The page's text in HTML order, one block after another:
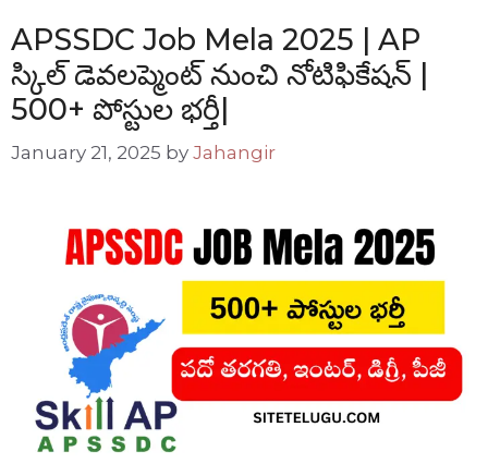
APSSDC Job Mela 2025 | AP
స్కిల్ డెవలప్మెంట్ నుంచి నోటిఫికేషన్ |
500+ పోస్టుల భర్తీ|
January 21, 2025 by Jahangir